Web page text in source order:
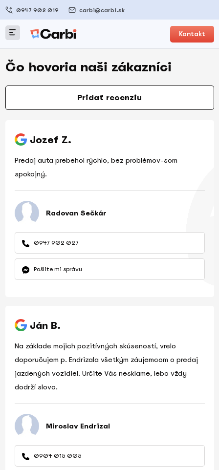
0947 902 019 carbi@carbi.sk
Kontakt
Čo hovoria naši zákazníci
Pridať recenziu
Jozef Z.
Predaj auta prebehol rýchlo, bez problémov-som
spokojný.
Radovan Sečkár
0947 902 027
Pošlite mi správu
Ján B.
Na základe mojich pozitívných skúseností, vrelo
doporučujem p. Endrizala všetkým záujemcom o predaj
jazdených vozidiel. Určite Vás nesklame, lebo vždy
dodrží slovo.
Miroslav Endrizal
0904 015 005